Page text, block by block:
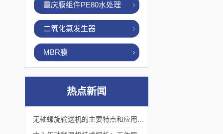
重庆膜组件PE80水处理
二氧化氯发生器
MBR膜
热点新闻